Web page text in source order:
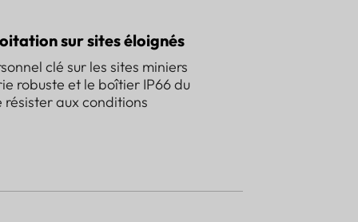
sur sites éloignés
clé sur les sites miniers
robuste et le boîtier IP66 du
aux conditions